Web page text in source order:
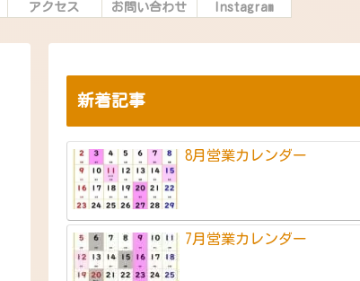
アクセス お問い合わせ Instagram
新着記事
8月営業カレンダー
7月営業カレンダー